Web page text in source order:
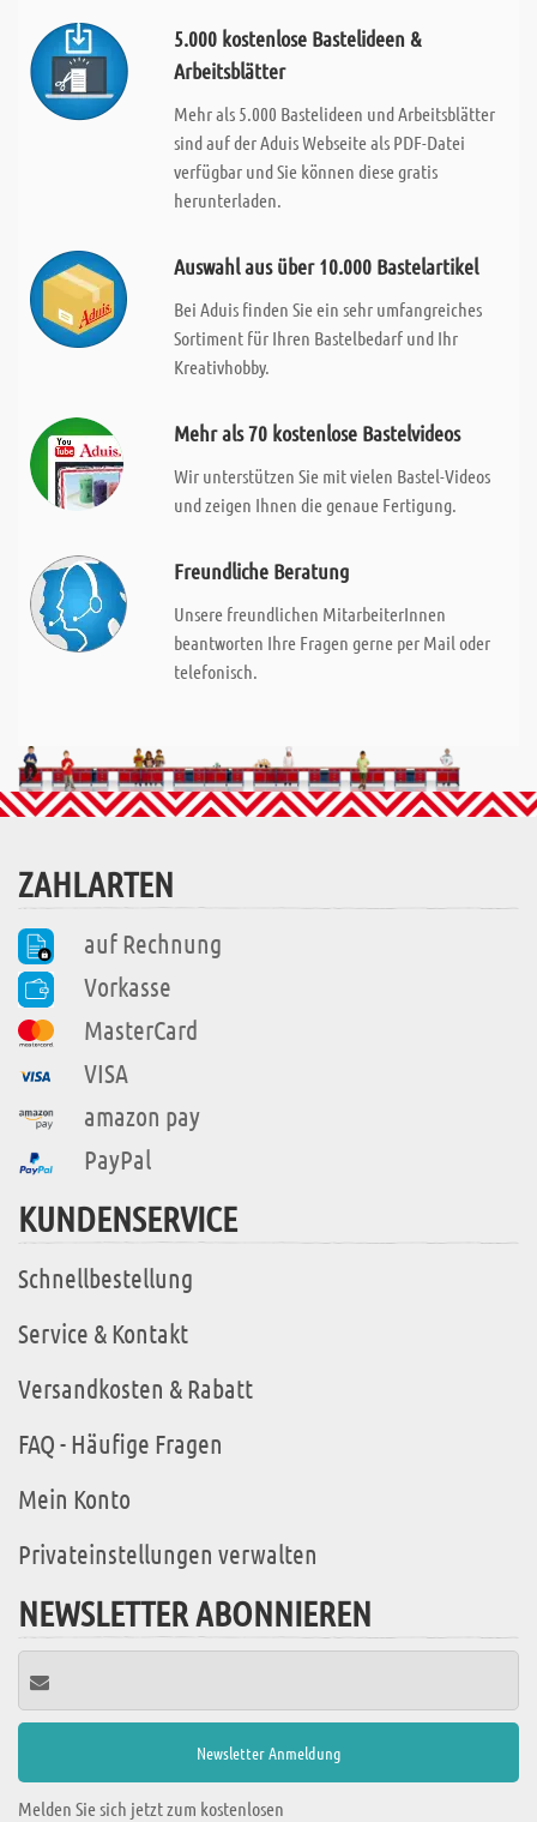
5.000 kostenlose Bastelideen &
Arbeitsblätter
Mehr als 5.000 Bastelideen und Arbeitsblätter
sind auf der Aduis Webseite als PDF-Datei
verfügbar und Sie können diese gratis
herunterladen.
Auswahl aus über 10.000 Bastelartikel
Bei Aduis finden Sie ein sehr umfangreiches
Sortiment für Ihren Bastelbedarf und Ihr
Kreativhobby.
Mehr als 70 kostenlose Bastelvideos
Wir unterstützen Sie mit vielen Bastel-Videos
und zeigen Ihnen die genaue Fertigung.
Freundliche Beratung
Unsere freundlichen MitarbeiterInnen
beantworten Ihre Fragen gerne per Mail oder
telefonisch.
ZAHLARTEN
auf Rechnung
Vorkasse
MasterCard
VISA
amazon pay
PayPal
KUNDENSERVICE
Schnellbestellung
Service & Kontakt
Versandkosten & Rabatt
FAQ - Häufige Fragen
Mein Konto
Privateinstellungen verwalten
NEWSLETTER ABONNIEREN
Melden Sie sich jetzt zum kostenlosen